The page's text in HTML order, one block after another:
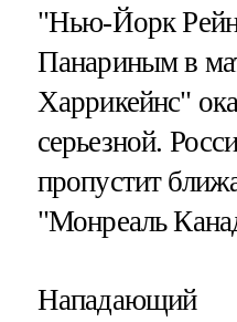
"Нью-Йорк
Панариным в
Харрикейнс"
серьезной.
пропустит
"Монреаль